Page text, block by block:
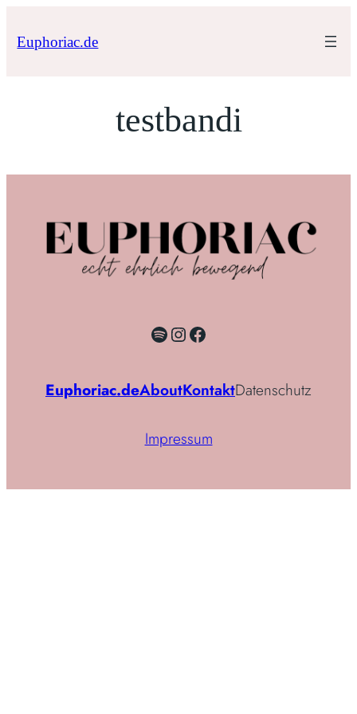
Inhalt
Euphoriac.de
testbandi
Spotify
Instagram
Facebook
Euphoriac.deAboutKontaktDatenschutz
Impressum